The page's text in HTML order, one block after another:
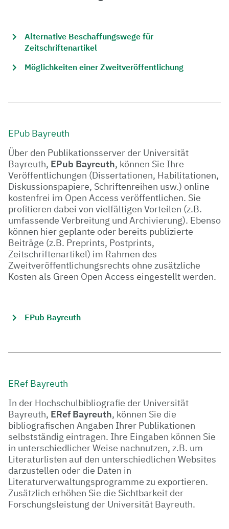
Alternative Beschaffungswege für
Zeitschriftenartikel
Möglichkeiten einer Zweitveröffentlichung
EPub Bayreuth
Über den Publikationsserver der Universität
Bayreuth, EPub Bayreuth, können Sie Ihre
Veröffentlichungen (Dissertationen, Habilitationen,
Diskussionspapiere, Schriftenreihen usw.) online
kostenfrei im Open Access veröffentlichen. Sie
profitieren dabei von vielfältigen Vorteilen (z.B.
umfassende Verbreitung und Archivierung). Ebenso
können hier geplante oder bereits publizierte
Beiträge (z.B. Preprints, Postprints,
Zeitschriftenartikel) im Rahmen des
Zweitveröffentlichungsrechts ohne zusätzliche
Kosten als Green Open Access eingestellt werden.
EPub Bayreuth
ERef Bayreuth
In der Hochschulbibliografie der Universität
Bayreuth, ERef Bayreuth, können Sie die
bibliografischen Angaben Ihrer Publikationen
selbstständig eintragen. Ihre Eingaben können Sie
in unterschiedlicher Weise nachnutzen, z.B. um
Literaturlisten auf den unterschiedlichen Websites
darzustellen oder die Daten in
Literaturverwaltungsprogramme zu exportieren.
Zusätzlich erhöhen Sie die Sichtbarkeit der
Forschungsleistung der Universität Bayreuth.